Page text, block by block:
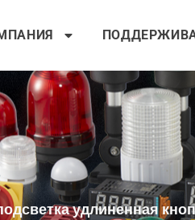
удлиненная